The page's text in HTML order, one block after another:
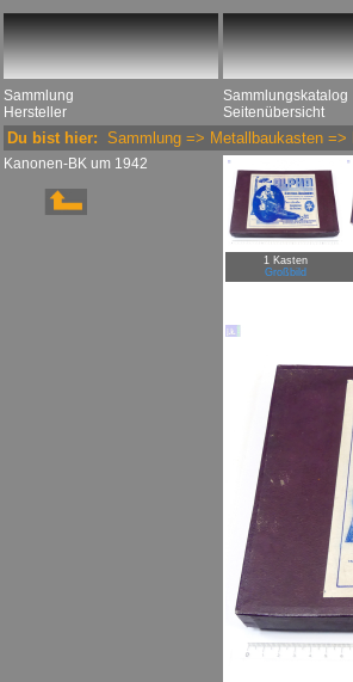
Sammlung
Hersteller
Sammlungskatalog
Seitenübersicht
Du bist hier: Sammlung => Metallbaukasten =>
Kanonen-BK um 1942
1 Kasten
Großbild